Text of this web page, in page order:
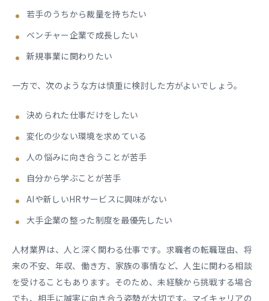
若手のうちから裁量を持ちたい
ベンチャー企業で成長したい
新規事業に関わりたい
一方で、次のような方は慎重に検討した方がよいでしょう。
決められた仕事だけをしたい
変化の少ない環境を求めている
人の悩みに向き合うことが苦手
自分から学ぶことが苦手
AIや新しいHRサービスに興味がない
大手企業の整った制度を最優先したい
人材業界は、人と深く関わる仕事です。求職者の転職理由、将
来の不安、年収、働き方、家族の事情など、人生に関わる相談
を受けることもあります。そのため、未経験から挑戦する場合
でも、相手に誠実に向き合う姿勢が大切です。マイキャリアの